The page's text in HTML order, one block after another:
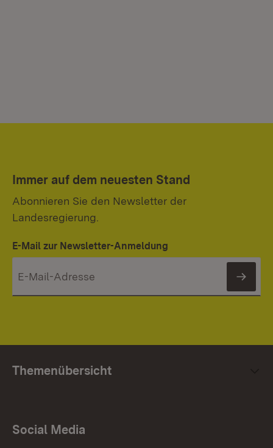
Immer auf dem neuesten Stand
Abonnieren Sie den Newsletter der
Landesregierung.
E-Mail zur Newsletter-Anmeldung
Themenübersicht
Social Media